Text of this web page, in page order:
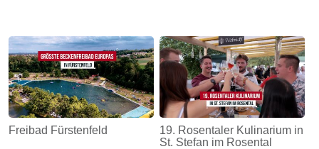
Freibad Fürstenfeld
19. Rosentaler Kulinarium in
St. Stefan im Rosental